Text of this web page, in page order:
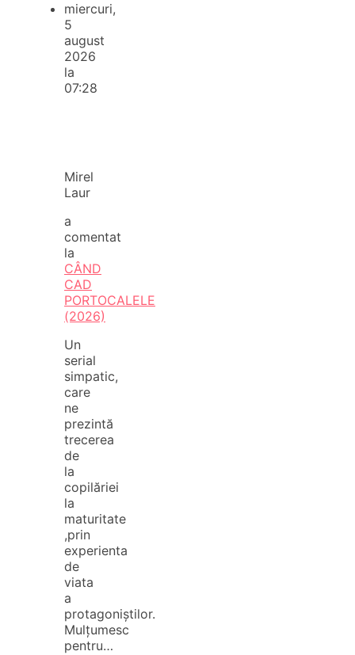
miercuri,
5
august
2026
la
07:28
Mirel
Laur
a
comentat
la
CÂND
CAD
PORTOCALELE
(2026)
Un
serial
simpatic,
care
ne
prezintă
trecerea
de
la
copilăriei
la
maturitate
,prin
experienta
de
viata
a
protagoniștilor.
Mulțumesc
pentru…